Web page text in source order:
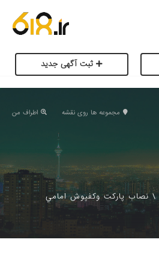
ثبت آگهی جدید
مجموعه ها روی نقشه اطراف من
\نصاب پاركت وكفپوش امامي